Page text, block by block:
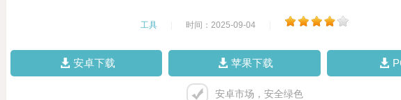
工具 时间：2025-09-04
安卓下载 苹果下载
安卓市场，安全绿色